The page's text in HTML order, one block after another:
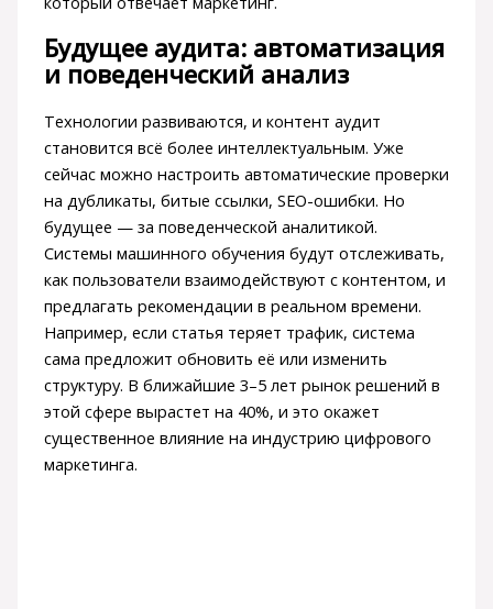
Будущее аудита: автоматизация
и поведенческий анализ
Технологии развиваются, и контент аудит
становится всё более интеллектуальным. Уже
сейчас можно настроить автоматические проверки
на дубликаты, битые ссылки, SEO-ошибки. Но
будущее — за поведенческой аналитикой.
Системы машинного обучения будут отслеживать,
как пользователи взаимодействуют с контентом, и
предлагать рекомендации в реальном времени.
Например, если статья теряет трафик, система
сама предложит обновить её или изменить
структуру. В ближайшие 3–5 лет рынок решений в
этой сфере вырастет на 40%, и это окажет
существенное влияние на индустрию цифрового
маркетинга.